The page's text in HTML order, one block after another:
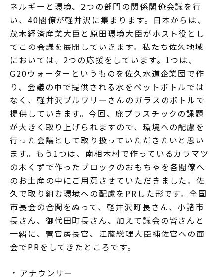
ネルギーと環境、2つの部門の関係閣僚会議を行
い、40閣僚が軽井沢に集まります。日本からは、
茂木経済産業大臣と原田環境大臣がホスト役とし
てこの会議を展開していきます。私たち佐久地域
においては、2つの応援をしています。1つは、
G20ウォーターというものを佐久水道企業団で作
り、会議の中で提供される水をペットボトルでは
なく、軽井沢ブルワリーさんのガラスのボトルで
提供していきます。今回、廃プラスチックの課題
が大きく取り上げられますので、環境への配慮を
行った会議として取り扱っていただきたいと思い
ます。もう1つは、南相木村で作っているカラマツ
の木くずで作ったブロックのおもちゃを各閣僚へ
のお土産の中にご用意させていただきました。佐
久で取り組む環境への配慮をPRした形です。全国
市長会の合間をぬって、軽井沢町長さん、小諸市
長さん、御代田町長さん、加えて議会の皆さんと
一緒に、菅官房長官、江藤総理大臣補佐官への面
会でPRをしてきたところです。
アナウンサー